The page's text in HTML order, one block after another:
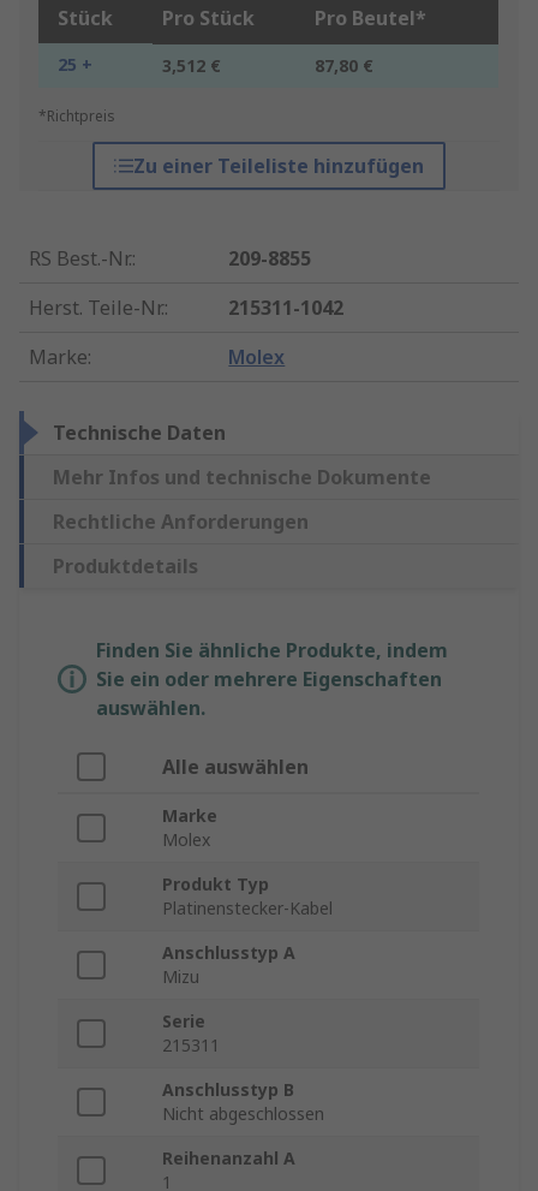
Stück Pro Stück Pro Beutel*
25 + 3,512 € 87,80 €
*Richtpreis
Zu einer Teileliste hinzufügen
RS Best.-Nr.:
209-8855
Herst. Teile-Nr.:
215311-1042
Marke: Molex
Technische Daten
Mehr Infos und technische Dokumente
Rechtliche Anforderungen
Produktdetails
Finden Sie ähnliche Produkte, indem
Sie ein oder mehrere Eigenschaften
auswählen.
Alle auswählen
Marke
Molex
Produkt Typ
Platinenstecker-Kabel
Anschlusstyp A
Mizu
Serie
215311
Anschlusstyp B
Nicht abgeschlossen
Reihenanzahl A
1